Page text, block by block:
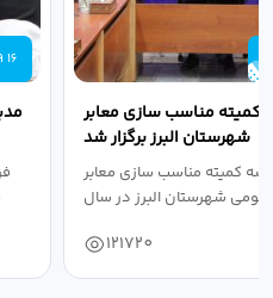
کمیته مناسب سازی معابر
شهرستان البرز برگزار شد
کمیته مناسب سازی معابر
شهرستان البرز در سال
121720